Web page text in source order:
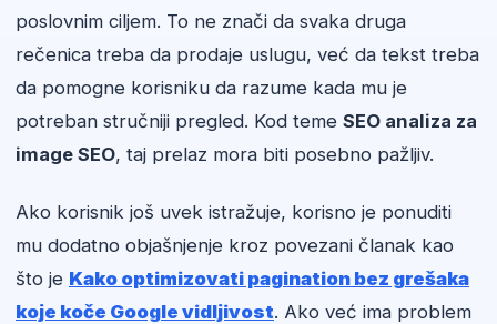
poslovnim ciljem. To ne znači da svaka druga
rečenica treba da prodaje uslugu, već da tekst treba
da pomogne korisniku da razume kada mu je
potreban stručniji pregled. Kod teme SEO analiza za
image SEO, taj prelaz mora biti posebno pažljiv.
Ako korisnik još uvek istražuje, korisno je ponuditi
mu dodatno objašnjenje kroz povezani članak kao
što je Kako optimizovati pagination bez grešaka
koje koče Google vidljivost. Ako već ima problem